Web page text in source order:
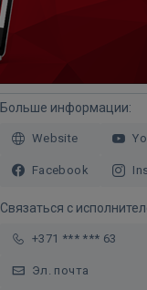
Больше информации:
Website
Facebook
Связаться с
+371 *** *** 63
Эл. почта